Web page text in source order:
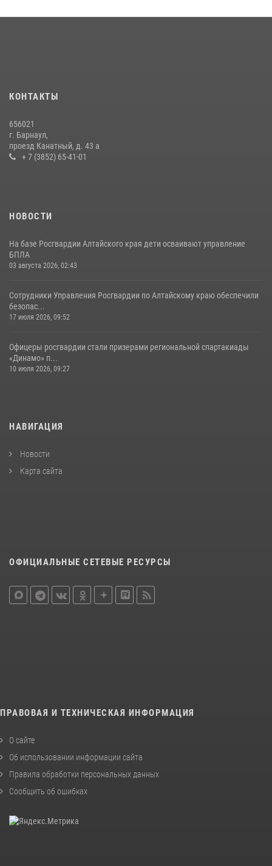
КОНТАКТЫ
656021
г. Барнаул,
проезд Канатный, д. 43 а
+ 7 (3852) 65-41-01
НОВОСТИ
На базе Росгвардии Алтайского края дети осваивают управление
БПЛА
03 августа 2026, 02:43
Сотрудники Управления Росгвардии по Алтайскому краю обеспечили
безопас...
17 июля 2026, 09:52
Офицеры росгвардии стали призерами региональной спартакиады
«Динамо» п...
10 июля 2026, 09:27
НАВИГАЦИЯ
Новости
Карта сайта
ОФИЦИАЛЬНЫЕ СЕТЕВЫЕ РЕСУРСЫ
ПРАВОВАЯ И ТЕХНИЧЕСКАЯ ИНФОРМАЦИЯ
О сайте
Об использовании информации сайта
Правила обработки персональных данных
Сообщить об ошибках